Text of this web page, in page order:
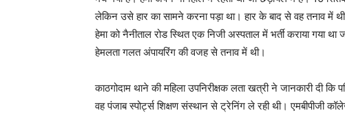
लेकिन उसे हार का सामने करना पड़ा था। हार के बाद से वह तनाव में
हेमा को नैनीताल रोड स्थित एक निजी अस्पताल में भर्ती कराया गया
हेमलता गलत अंपायरिंग की वजह से तनाव में थी।
काठगोदाम थाने की महिला उपनिरीक्षक लता खत्री ने जानकारी दी
वह पंजाब स्पोर्ट्स शिक्षण संस्थान से ट्रेनिंग ले रही थी। एमबीपीजी